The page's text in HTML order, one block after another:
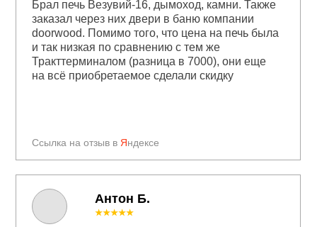
Антон Б.
Ссылка на отзыв в Яндексе
Брал печь Везувий-16, дымоход, камни. Также
заказал через них двери в баню компании
doorwood. Помимо того, что цена на печь была
и так низкая по сравнению с тем же
Тракттерминалом (разница в 7000), они еще
на всё приобретаемое сделали скидку
★★★★★